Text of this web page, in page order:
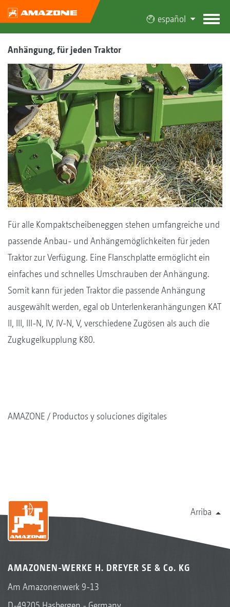
español
Anhängung, für jeden Traktor
Für alle Kompaktscheibeneggen stehen umfangreiche und
passende Anbau- und Anhängemöglichkeiten für jeden
Traktor zur Verfügung. Eine Flanschplatte ermöglicht ein
einfaches und schnelles Umschrauben der Anhängung.
Somit kann für jeden Traktor die passende Anhängung
ausgewählt werden, egal ob Unterlenkeranhängungen KAT
II, III, III-N, IV, IV-N, V, verschiedene Zugösen als auch die
Zugkugelkupplung K80.
AMAZONE Productos y soluciones digitales
Arriba
AMAZONEN-WERKE H. DREYER SE & Co. KG
Am Amazonenwerk 9-13